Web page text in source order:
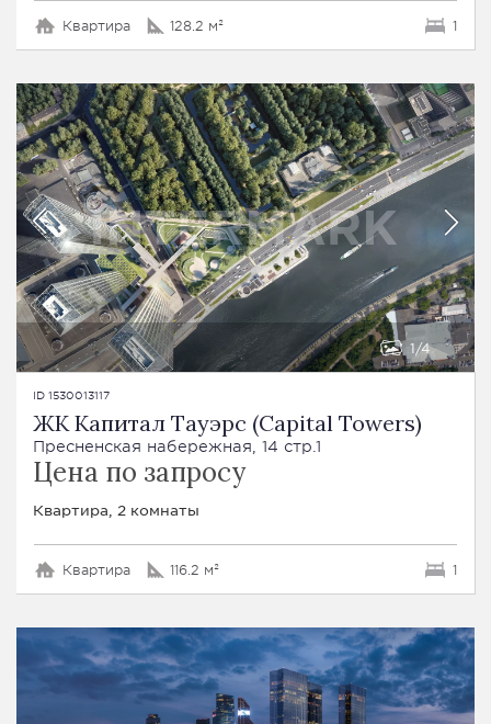
Квартира 128.2 м² 1
1 4
ID 1530013117
ЖК Капитал Тауэрс (Capital Towers)
Пресненская набережная, 14 стр.1
Цена по запросу
Квартира, 2 комнаты
Квартира 116.2 м² 1